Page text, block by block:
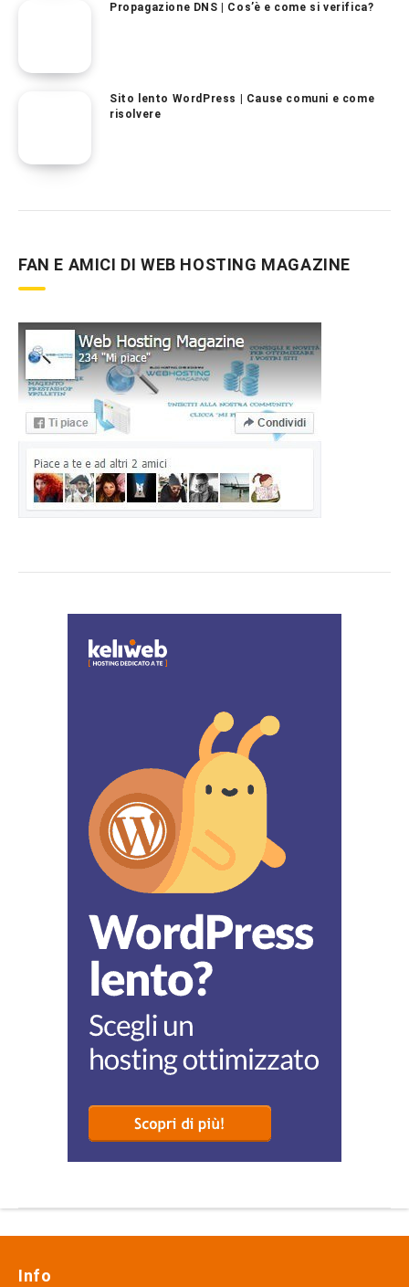
Propagazione DNS | Cos’è e come si verifica?
Sito lento WordPress | Cause comuni e come
risolvere
FAN E AMICI DI WEB HOSTING MAGAZINE
Info